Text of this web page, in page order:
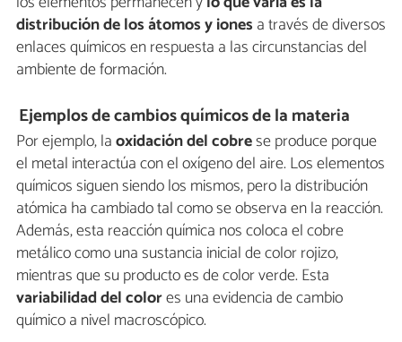
distribución de los átomos y iones a través de diversos
enlaces químicos en respuesta a las circunstancias del
ambiente de formación.
Ejemplos de cambios químicos de la materia
Por ejemplo, laoxidación del cobrese produce porque
el metal interactúa con el oxígeno del aire. Los elementos
químicos siguen siendo los mismos, pero la distribución
atómica ha cambiado tal como se observa en la reacción.
Además, esta reacción química nos coloca el cobre
metálico como una sustancia inicial de color rojizo,
mientras que su producto es de color verde. Esta
variabilidad del colores una evidencia de cambio
químico a nivel macroscópico.